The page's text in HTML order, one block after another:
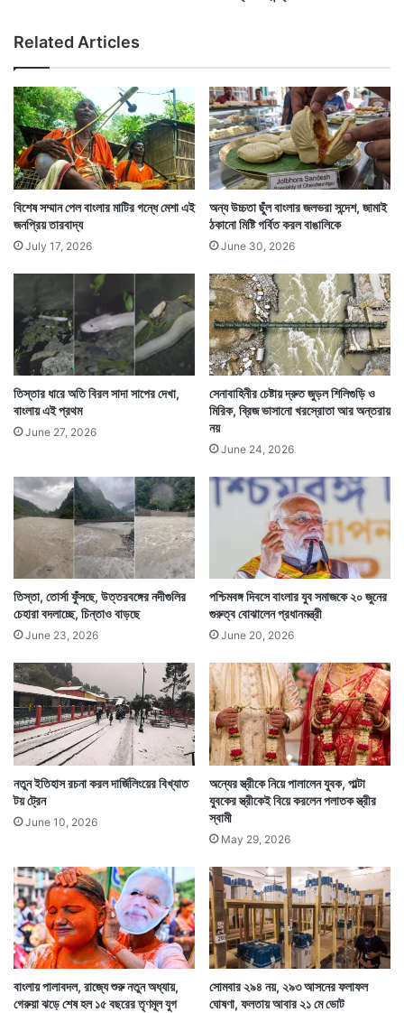
কে
ন্দ্র
Related Articles
বিশেষ সম্মান পেল বাংলার মাটির গন্ধে মেশা এই
জনপ্রিয় তারবাদ্য
July 17, 2026
অন্য উচ্চতা ছুঁল বাংলার জলভরা সন্দেশ, জামাই
ঠকানো মিষ্টি গর্বিত করল বাঙালিকে
June 30, 2026
তিস্তার ধারে অতি বিরল সাদা সাপের দেখা,
বাংলায় এই প্রথম
June 27, 2026
সেনাবাহিনীর চেষ্টায় দ্রুত জুড়ল শিলিগুড়ি ও
মিরিক, ব্রিজ ভাসানো খরস্রোতা আর অন্তরায়
নয়
June 24, 2026
তিস্তা, তোর্সা ফুঁসছে, উত্তরবঙ্গের নদীগুলির
চেহারা বদলাচ্ছে, চিন্তাও বাড়ছে
June 23, 2026
পশ্চিমবঙ্গ দিবসে বাংলার যুব সমাজকে ২০ জুনের
গুরুত্ব বোঝালেন প্রধানমন্ত্রী
June 20, 2026
নতুন ইতিহাস রচনা করল দার্জিলিংয়ের বিখ্যাত
টয় ট্রেন
June 10, 2026
অন্যের স্ত্রীকে নিয়ে পালালেন যুবক, পাল্টা
যুবকের স্ত্রীকেই বিয়ে করলেন পলাতক স্ত্রীর
স্বামী
May 29, 2026
বাংলায় পালাবদল, রাজ্যে শুরু নতুন অধ্যায়,
গেরুয়া ঝড়ে শেষ হল ১৫ বছরের তৃণমূল যুগ
সোমবার ২৯৪ নয়, ২৯৩ আসনের ফলাফল
ঘোষণা, ফলতায় আবার ২১ মে ভোট